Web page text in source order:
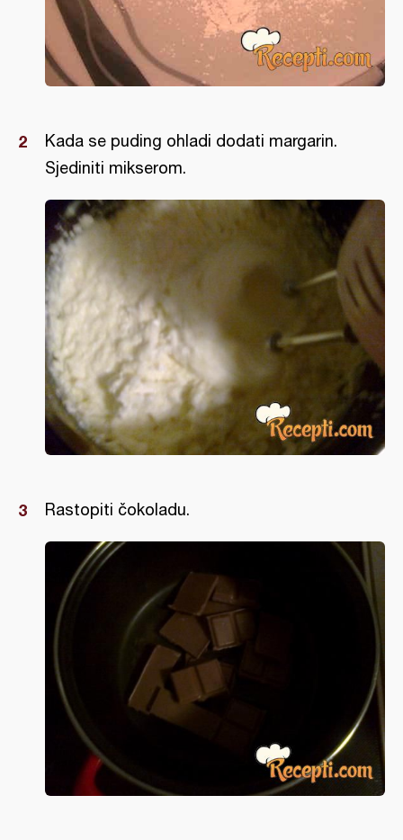
Kada se puding ohladi dodati margarin.
Sjediniti mikserom.
Rastopiti čokoladu.